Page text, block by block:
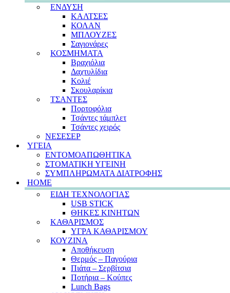
ΕΝΔΥΣΗ
ΚΑΛΤΣΕΣ
ΚΟΛΑΝ
ΜΠΛΟΥΖΕΣ
Σαγιονάρες
ΚΟΣΜΗΜΑΤΑ
Βραχιόλια
Δαχτυλίδια
Κολιέ
Σκουλαρίκια
ΤΣΑΝΤΕΣ
Πορτοφόλια
Τσάντες τάμπλετ
Τσάντες χειρός
ΝΕΣΕΣΕΡ
ΥΓΕΙΑ
ΕΝΤΟΜΟΑΠΩΘΗΤΙΚΑ
ΣΤΟΜΑΤΙΚΗ ΥΓΕΙΝΗ
ΣΥΜΠΛΗΡΩΜΑΤΑ ΔΙΑΤΡΟΦΗΣ
HOME
ΕΙΔΗ ΤΕΧΝΟΛΟΓΙΑΣ
USB STICK
ΘΗΚΕΣ ΚΙΝΗΤΩΝ
ΚΑΘΑΡΙΣΜΟΣ
ΥΓΡΑ ΚΑΘΑΡΙΣΜΟΥ
ΚΟΥΖΙΝΑ
Αποθήκευση
Θερμός – Παγούρια
Πιάτα – Σερβίτσια
Ποτήρια – Κούπες
Lunch Bags